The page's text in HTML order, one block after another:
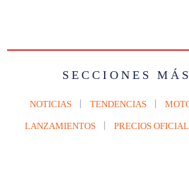
SECCIONES
NOTICIAS TENDENCIAS
LANZAMIENTOS PRECIOS